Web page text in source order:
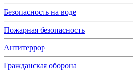
Безопасность на воде
Пожарная безопасность
Антитеррор
Гражданская оборона